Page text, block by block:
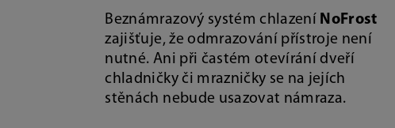
Beznámrazový systém chlazení NoFrost
zajišťuje, že odmrazování přístroje není
nutné. Ani při častém otevírání dveří
chladničky či mrazničky se na jejích
stěnách nebude usazovat námraza.